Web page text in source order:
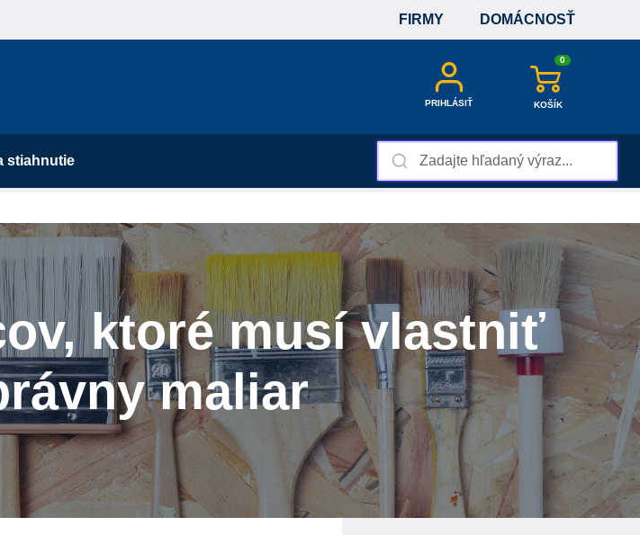
FIRMY DOMÁCNOSŤ
PRIHLÁSIŤ
0
KOŠÍK
stiahnutie
ktoré musí vlastniť
maliar